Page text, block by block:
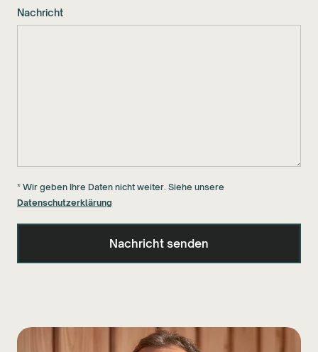
Nachricht
* Wir geben Ihre Daten nicht weiter. Siehe unsere
Datenschutzerklärung